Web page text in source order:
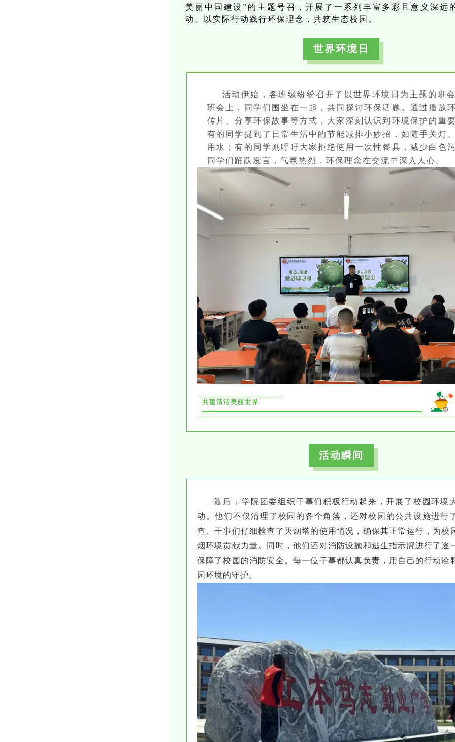
美丽中国建设”的主题号召，开展了一系列丰富多彩且意义深远
动。
以实际行动践行环保理念，共筑生态校园。
世界环境日
活动伊始，各班级纷纷召开了以世界环境日为主题的班
班会上，同学们围坐在一起，共同探讨环保话题。通过播放
传片、分享环保故事等方式，大家深刻认识到环境保护的重
有的同学提到了日常生活中的节能减排小妙招，如随手关灯
用水；有的同学则呼吁大家拒绝使用一次性餐具，减少白色
同学们踊跃发言，气氛热烈，环保理念在交流中深入人心。
共建清洁美丽世界
活动瞬间
随后，学院团委组织干事们积极行动起来，开展了校园环境
动。他们不仅清理了校园的各个角落，还对校园的公共设施进行
查。干事们仔细检查了灭烟塔的使用情况，确保其正常运行，为校
烟环境贡献力量。同时，他们还对消防设施和逃生指示牌进行了逐
保障了校园的消防安全。每一位干事都认真负责，用自己的行动诠
园环境的守护。